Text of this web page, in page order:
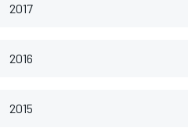
2017
2016
2015